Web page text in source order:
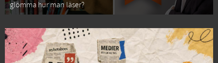
glömma hur man läser?